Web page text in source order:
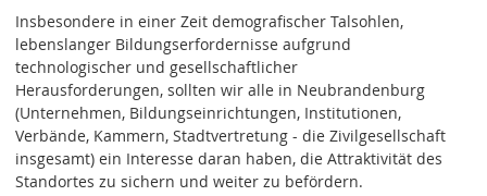
Insbesondere in einer Zeit demografischer Talsohlen,
lebenslanger Bildungserfordernisse aufgrund
technologischer und gesellschaftlicher
Herausforderungen, sollten wir alle in Neubrandenburg
(Unternehmen, Bildungseinrichtungen, Institutionen,
Verbände, Kammern, Stadtvertretung - die Zivilgesellschaft
insgesamt) ein Interesse daran haben, die Attraktivität des
Standortes zu sichern und weiter zu befördern.